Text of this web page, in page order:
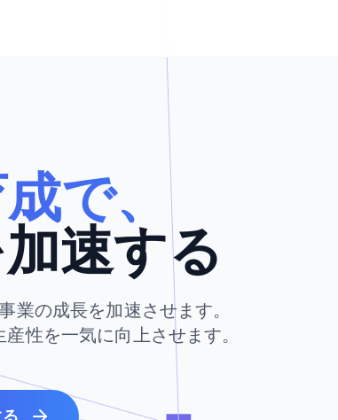
で、
速する
業の成長を加速させます。
性を一気に向上させます。